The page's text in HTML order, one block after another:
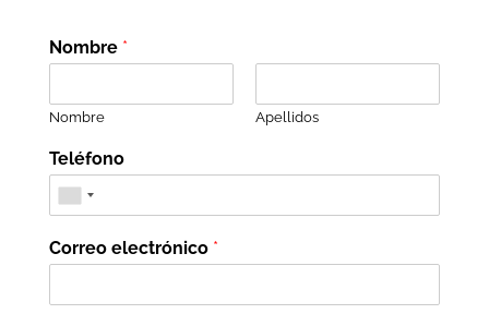
Nombre *
Nombre Apellidos
Teléfono
Correo electrónico *